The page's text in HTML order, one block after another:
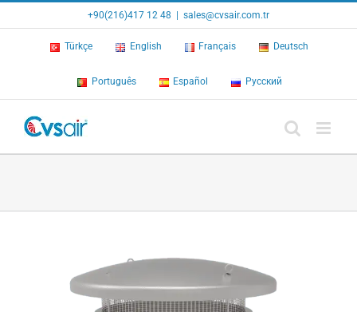
+90(216)417 12 48 sales@cvsair.com.tr
Türkçe English Français Deutsch
Português Español Русский